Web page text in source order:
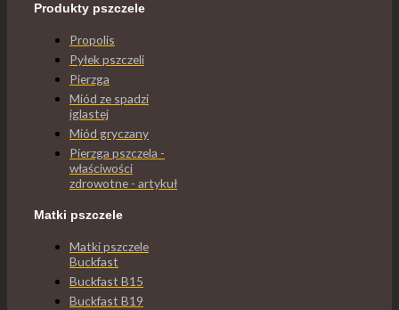
Produkty pszczele
Propolis
Pyłek pszczeli
Pierzga
Miód ze spadzi
iglastej
Miód gryczany
Pierzga pszczela -
właściwości
zdrowotne - artykuł
Matki pszczele
Matki pszczele
Buckfast
Buckfast B15
Buckfast B19